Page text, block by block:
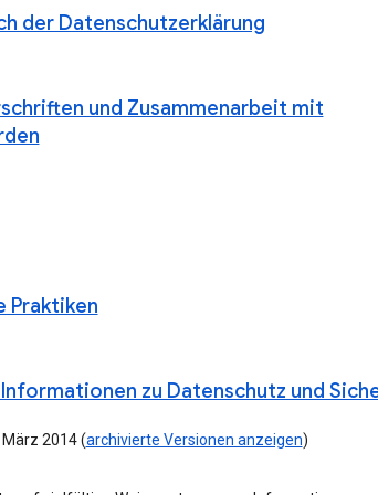
der Datenschutzerklärung
und Zusammenarbeit mit
Praktiken
zu Datenschutz und
2014 (archivierte Versionen anzeigen)